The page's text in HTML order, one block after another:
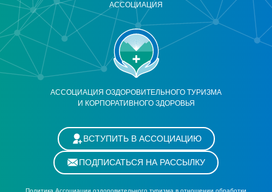
АССОЦИАЦИЯ ОЗДОРОВИТЕЛЬНОГО ТУРИЗМА
И КОРПОРАТИВНОГО ЗДОРОВЬЯ
АССОЦИАЦИЯ
ВСТУПИТЬ В АССОЦИАЦИЮ
ПОДПИСАТЬСЯ НА РАССЫЛКУ
Политика Ассоциации оздоровительного туризма в отношении обработки